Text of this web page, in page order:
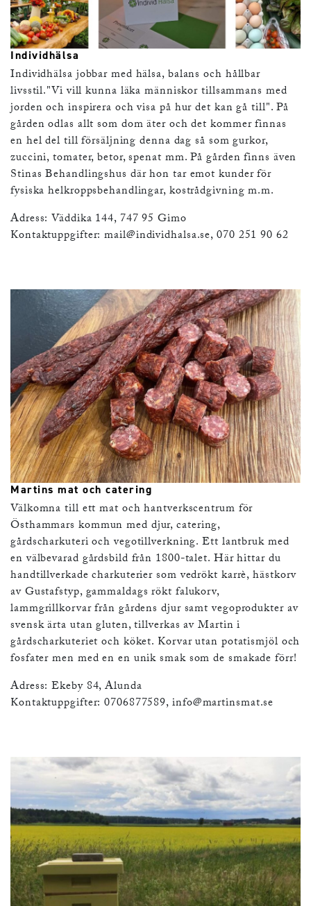
Individhälsa
Individhälsa jobbar med hälsa, balans och hållbar
livsstil."Vi vill kunna läka människor tillsammans med
jorden och inspirera och visa på hur det kan gå till". På
gården odlas allt som dom äter och det kommer finnas
en hel del till försäljning denna dag så som gurkor,
zuccini, tomater, betor, spenat mm. På gården finns även
Stinas Behandlingshus där hon tar emot kunder för
fysiska helkroppsbehandlingar, kostrådgivning m.m.
Adress: Väddika 144, 747 95 Gimo
Kontaktuppgifter:mail@individhalsa.se, 070 251 90 62
Martins mat och catering
Välkomna till ett mat och hantverkscentrum för
Östhammars kommun med djur, catering,
gårdscharkuteri och vegotillverkning. Ett lantbruk med
en välbevarad gårdsbild från 1800-talet. Här hittar du
handtillverkade charkuterier som vedrökt karrè, hästkorv
av Gustafstyp, gammaldags rökt falukorv,
lammgrillkorvar från gårdens djur samt vegoprodukter av
svensk ärta utan gluten, tillverkas av Martin i
gårdscharkuteriet och köket. Korvar utan potatismjöl och
fosfater men med en en unik smak som de smakade förr!
Adress: Ekeby 84, Alunda
Kontaktuppgifter: 0706877589,info@martinsmat.se